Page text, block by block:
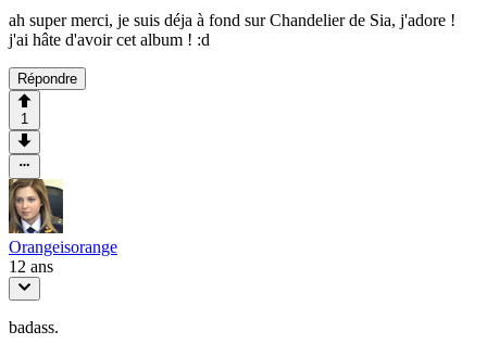
ah super merci, je suis déja à fond sur Chandelier de Sia, j'adore !
j'ai hâte d'avoir cet album ! :d
Répondre
1
Orangeisorange
12 ans
badass.